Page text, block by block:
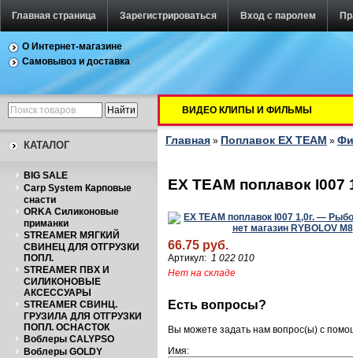
Главная страница Зарегистрироваться Вход с паролем
О Интернет-магазине
Самовывоз и доставка
КАТАЛОГ
BIG SALE
Carp System Карповые
снасти
ORKA Силиконовые
приманки
STREAMER МЯГКИЙ
СВИНЕЦ ДЛЯ ОТГРУЗКИ
ПОПЛ.
STREAMER ПВХ И
СИЛИКОНОВЫЕ
АКСЕССУАРЫ
STREAMER СВИНЦ.
ГРУЗИЛА ДЛЯ ОТГРУЗКИ
ПОПЛ. ОСНАСТОК
Воблеры CALYPSO
Воблеры GOLDY
ВИДЕО КЛИПЫ И ФИЛЬМЫ
Главная » Поплавок EX TEAM »
EX TEAM поплавок I007
66.75 руб.
Артикул: 1 022 010
Нет на складе
Есть вопросы?
Вы можете задать нам вопрос(ы) с
Имя: